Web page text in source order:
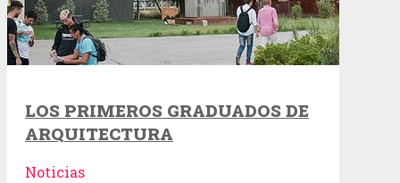
LOS PRIMEROS GRADUADOS DE
ARQUITECTURA
Noticias